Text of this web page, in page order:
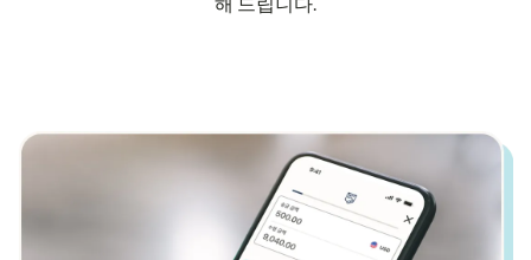
해 드립니다.